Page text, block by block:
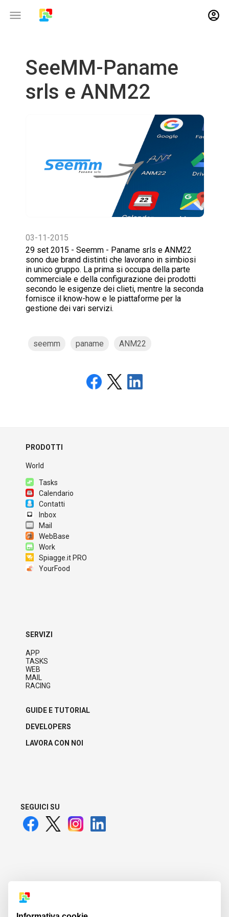
SeeMM-Paname
srls e ANM22
03-11-2015
29 set 2015 - Seemm - Paname srls e ANM22
sono due brand distinti che lavorano in simbiosi
in unico gruppo. La prima si occupa della parte
commerciale e della configurazione dei prodotti
secondo le esigenze dei clieti, mentre la seconda
fornisce il know-how e le piattaforme per la
gestione dei vari servizi.
seemm paname ANM22
PRODOTTI
World
Tasks
Calendario
Contatti
Inbox
Mail
WebBase
Work
Spiagge.it PRO
YourFood
SERVIZI
APP
TASKS
WEB
MAIL
RACING
GUIDE E TUTORIAL
DEVELOPERS
LAVORA CON NOI
SEGUICI SU
ANM22